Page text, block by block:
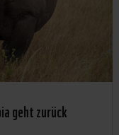
geht zurück